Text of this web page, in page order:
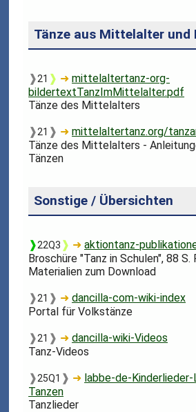
Tänze aus Mittelalter und
❱21 ❱ ➜mittelaltertanz-org-
bildertextTanzImMittelalter.pdf
Tänze des Mittelalters
❱21 ❱ ➜mittelaltertanz.org/
Tänze des Mittelalters -
Tänzen
Sonstige / Übersichten
❱22Q3 ❱ ➜aktiontanz-
Broschüre "Tanz in Schulen", 88 S.
Materialien zum Download
❱21 ❱ ➜dancilla-com-wiki-index
Portal für Volkstänze
❱21 ❱ ➜dancilla-wiki-Videos
Tanz-Videos
❱25Q1 ❱ ➜ labbe-de-
Tanzen
Tanzlieder